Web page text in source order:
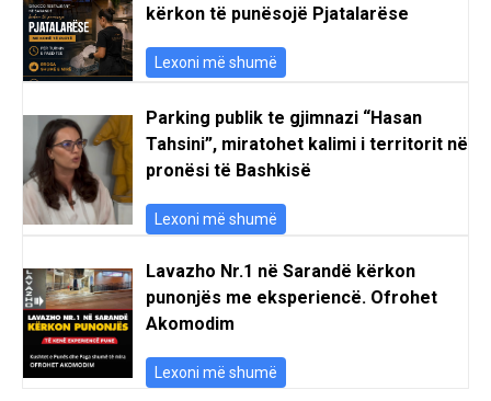
kërkon të punësojë Pjatalarëse
Lexoni më shumë
Parking publik te gjimnazi “Hasan
Tahsini”, miratohet kalimi i territorit në
pronësi të Bashkisë
Lexoni më shumë
Lavazho Nr.1 në Sarandë kërkon
punonjës me eksperiencë. Ofrohet
Akomodim
Lexoni më shumë